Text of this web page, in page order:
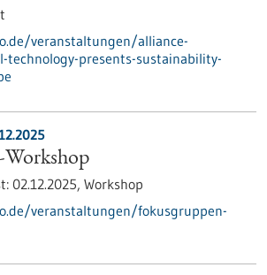
veranstaltungen/alliance-
technology-presents-sustainability-
Workshop
02.12.2025, Workshop
veranstaltungen/fokusgruppen-